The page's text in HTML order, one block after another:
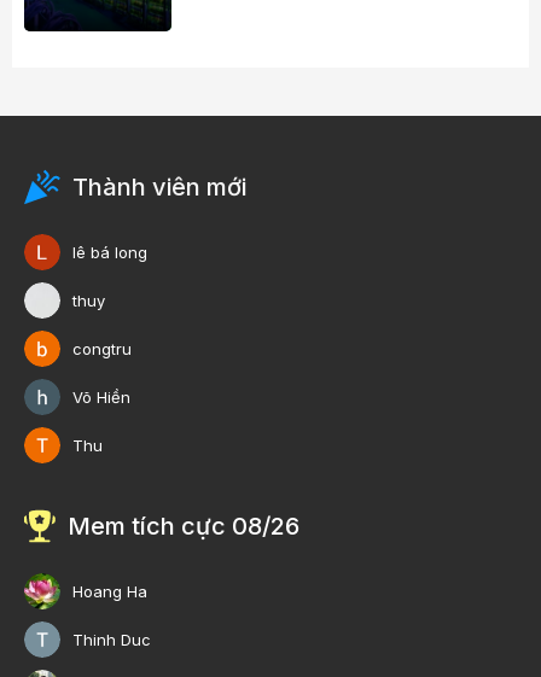
Thành viên mới
lê bá long
thuy
congtru
Võ Hiền
Thu
Mem tích cực 08/26
Hoang Ha
Thinh Duc